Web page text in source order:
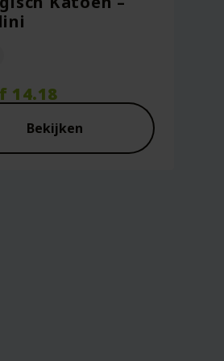
14.18
Bekijken